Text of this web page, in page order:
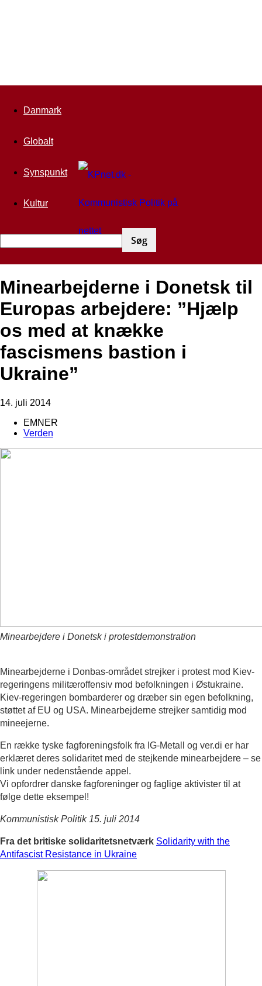
Danmark
Globalt
Synspunkt
Kultur
Minearbejderne i Donetsk til
Europas arbejdere: ”Hjælp
os med at knække
fascismens bastion i
Ukraine”
14. juli 2014
EMNER
Verden
Minearbejdere i Donetsk i protestdemonstration
Minearbejderne i Donbas-området strejker i protest mod Kiev-
regeringens militæroffensiv mod befolkningen i Østukraine.
Kiev-regeringen bombarderer og dræber sin egen befolkning,
støttet af EU og USA. Minearbejderne strejker samtidig mod
mineejerne.
En række tyske fagforeningsfolk fra IG-Metall og ver.di er har
erklæret deres solidaritet med de stejkende minearbejdere – se
link under nedenstående appel.
Vi opfordrer danske fagforeninger og faglige aktivister til at
følge dette eksempel!
Kommunistisk Politik 15. juli 2014
Fra det britiske solidaritetsnetværk Solidarity with the
Antifascist Resistance in Ukraine